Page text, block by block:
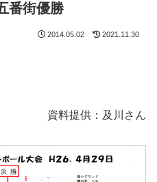
番街優勝
2014.05.02 2021.11.30
資料提供：及川さん